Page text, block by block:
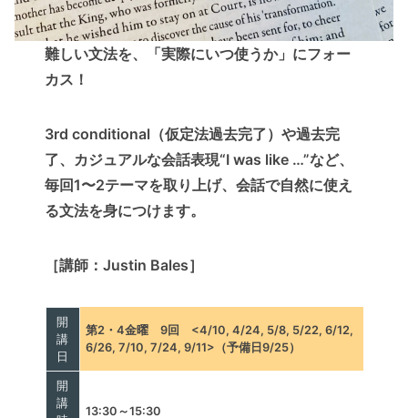
難しい文法を、「実際にいつ使うか」にフォー
カス！
3rd conditional（仮定法過去完了）や過去完
了、カジュアルな会話表現“I was like …”など、
毎回1〜2テーマを取り上げ、会話で自然に使え
る文法を身につけます。
［講師：Justin Bales］
開
講
日
第2・4金曜 9回 <4/10, 4/24, 5/8, 5/22, 6/12,
6/26, 7/10, 7/24, 9/11>（予備日9/25）
開
講
13:30～15:30